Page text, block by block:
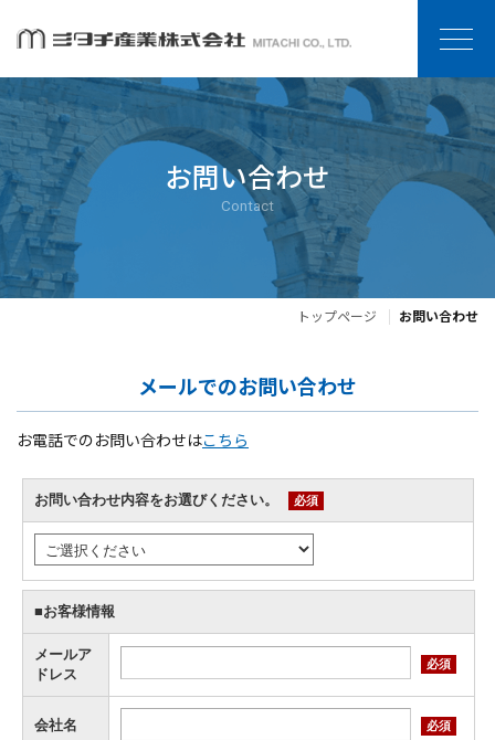
お問い合わせ
Contact
トップページ お問い合わせ
メールでのお問い合わせ
お電話でのお問い合わせはこちら
お問い合わせ内容をお選びください。 必須
■お客様情報
メールア
ドレス
必須
会社名 必須